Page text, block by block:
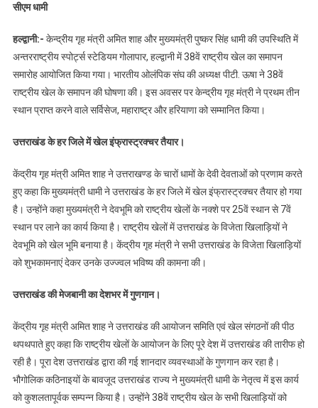
सीएम धामी
हल्द्वानी:- केन्द्रीय गृह मंत्री अमित शाह और मुख्यमंत्री पुष्कर सिंह धामी की उपस्थिति में
अन्तरराष्ट्रीय स्पोर्ट्स स्टेडियम गोलापार, हल्द्वानी में 38वें राष्ट्रीय खेल का समापन
समारोह आयोजित किया गया। भारतीय ओलंपिक संघ की अध्यक्ष पीटी. ऊषा ने 38वें
राष्ट्रीय खेल के समापन की घोषणा की। इस अवसर पर केन्द्रीय गृह मंत्री ने प्रथम तीन
स्थान प्राप्त करने वाले सर्विसेज, महाराष्ट्र और हरियाणा को सम्मानित किया।
उत्तराखंड के हर जिले में खेल इंफ्रास्ट्रक्चर तैयार।
केंद्रीय गृह मंत्री अमित शाह ने उत्तराखण्ड के चारों धामों के देवी देवताओं को प्रणाम करते
हुए कहा कि मुख्यमंत्री धामी ने उत्तराखंड के हर जिले में खेल इंफ्रास्ट्रक्चर तैयार हो गया
है। उन्होंने कहा मुख्यमंत्री ने देवभूमि को राष्ट्रीय खेलों के नक्शे पर 25वें स्थान से 7वें
स्थान पर लाने का कार्य किया है। राष्ट्रीय खेलों में उत्तराखंड के विजेता खिलाड़ियों ने
देवभूमि को खेल भूमि बनाया है। केंद्रीय गृह मंत्री ने सभी उत्तराखंड के विजेता खिलाड़ियों
को शुभकामनाएं देकर उनके उज्ज्वल भविष्य की कामना की।
उत्तराखंड की मेजबानी का देशभर में गुणगान।
केंद्रीय गृह मंत्री अमित शाह ने उत्तराखंड की आयोजन समिति एवं खेल संगठनों की पीठ
थपथपाते हुए कहा कि राष्ट्रीय खेलों के आयोजन के लिए पूरे देश में उत्तराखंड की तारीफ हो
रही है। पूरा देश उत्तराखंड द्वारा की गई शानदार व्यवस्थाओं के गुणगान कर रहा है।
भौगोलिक कठिनाइयों के बावजूद उत्तराखंड राज्य ने मुख्यमंत्री धामी के नेतृत्व में इस कार्य
को कुशलतापूर्वक सम्पन्न किया है। उन्होंने 38वें राष्ट्रीय खेल के सभी खिलाड़ियों को